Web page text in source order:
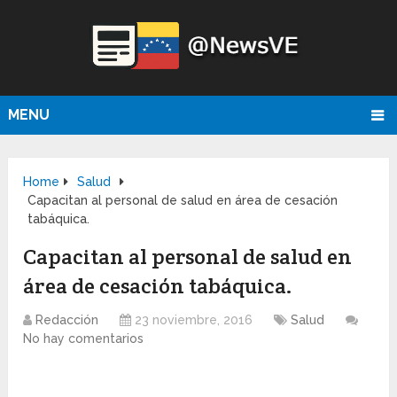
MENU
Home
Salud
Capacitan al personal de salud en área de cesación
tabáquica.
Capacitan al personal de salud en
área de cesación tabáquica.
Redacción 23 noviembre, 2016
Salud
No hay comentarios